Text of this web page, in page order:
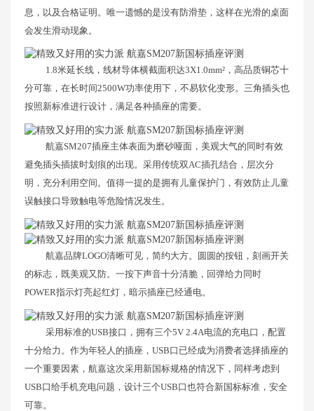
息，以及合格证明。唯一遗憾的是没有防滑垫，这样在光滑的桌面
会发生滑动现象。
1.8米延长线，线材导体横截面积达3X1.0mm²，高品质铜芯十
分可靠，在长时间2500W功率使用下，不易软化变形。三角插头也
按照新标准进行设计，满足各种插座的需要。
航嘉SM207插座主体表面为磨砂哑面，美观大气的同时有效
避免插头插拔时划痕的出现。采用传统双AC插孔结合，层次分
明，充分利用空间。值得一提的是拥有儿童保护门，有效防止儿童
误触接口导致触电等危险情况发生。
航嘉品牌LOGO清晰可见，简约大方。圆圆的按钮，刻画开关
的标志，既美观又防。一按下声音十分清脆，回弹给力同时
POWER指示灯亮起红灯，暗示插座已经通电。
采用标准的USB接口，拥有三个5V 2.4A电流的充电口，配置
十分给力。作为年轻人的插座，USB口已经成为消费者选择插座的
一个重要因素，航嘉这次采用新国标规格的情况下，同样考虑到
USB口给手机充电问题，设计三个USB口也符合新国标标准，安全
可靠。